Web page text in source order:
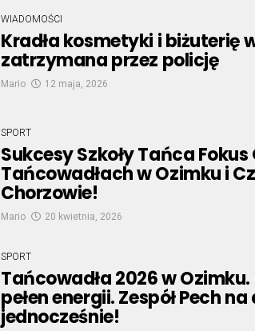
WIADOMOŚCI
Kradła kosmetyki i biżuterię
zatrzymana przez policję
Mario 12 maja, 2026
SPORT
Sukcesy Szkoły Tańca
Tańcowadłach w Ozimku i
Chorzowie!
Mario 20 kwietnia, 2026
SPORT
Tańcowadła 2026 w
pełen energii. Zespół Pech
jednocześnie!